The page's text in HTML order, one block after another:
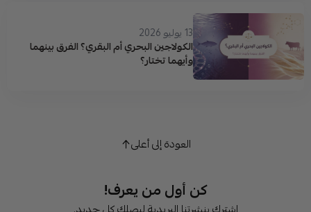
13 يوليو 2026
الكولاجين البحري أم البقري؟ الفرق بينهما
وأيهما تختار؟
العودة إلى أعلى
كن أول من يعرف!